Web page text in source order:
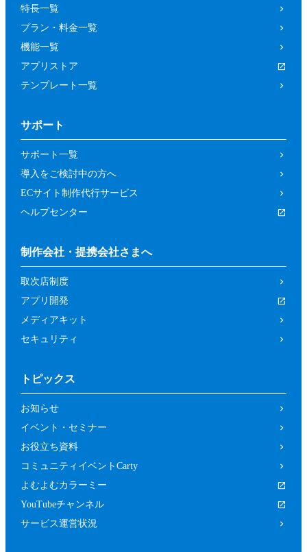
特長一覧
プラン・料金一覧
機能一覧
アプリストア
テンプレート一覧
サポート
サポート一覧
導入をご検討中の方へ
ECサイト制作代行サービス
ヘルプセンター
制作会社・提携会社さまへ
取次店制度
アプリ開発
メディアキット
セキュリティ
トピックス
お知らせ
イベント・セミナー
お役立ち資料
コミュニティイベントCarty
よむよむカラーミー
YouTubeチャンネル
サービス運営状況